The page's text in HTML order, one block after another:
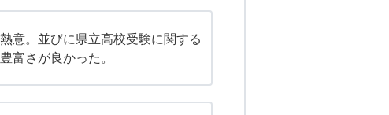
意。並びに県立高校受験に関する
富さが良かった。